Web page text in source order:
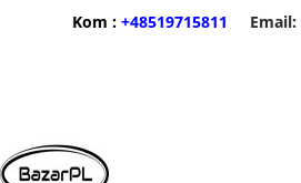
Kom : +48519715811 Email: